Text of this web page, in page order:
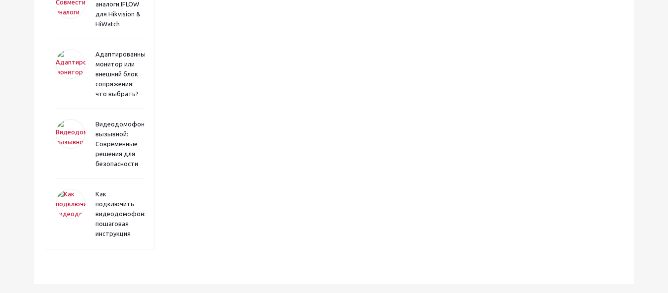
аналоги IFLOW
для Hikvision &
HiWatch
Адаптированный
монитор или
внешний блок
сопряжения:
что выбрать?
Видеодомофона
вызывной:
Современные
решения для
безопасности
Как
подключить
видеодомофон:
пошаговая
инструкция